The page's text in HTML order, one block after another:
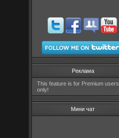
Реклама
This feature is for Premium users
only!
Мини чат